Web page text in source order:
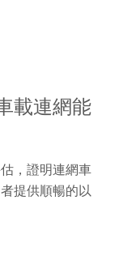
載連網能
，證明連網車
提供順暢的以